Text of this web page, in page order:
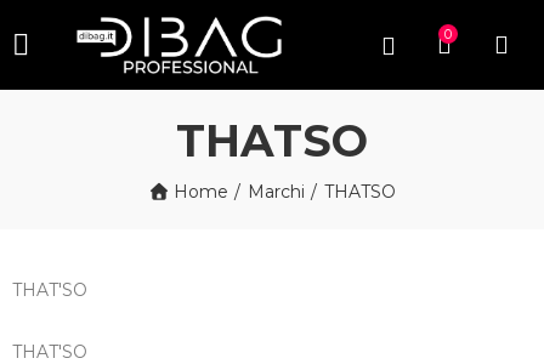
0
THATSO
Home Marchi THATSO
THAT'SO
THAT'SO